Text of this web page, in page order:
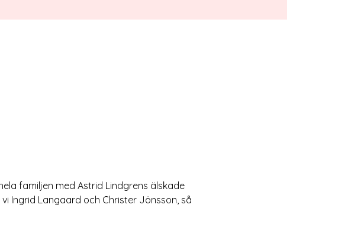
familjen med Astrid Lindgrens älskade
Ingrid Langaard och Christer Jönsson, så